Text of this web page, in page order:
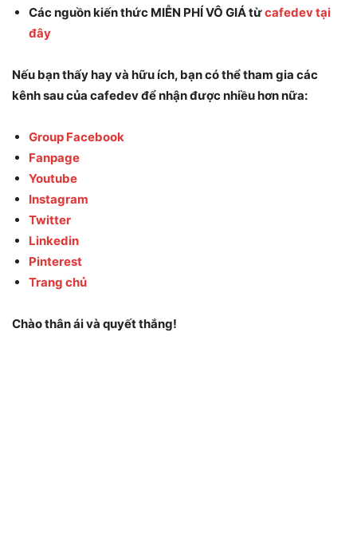
Các nguồn kiến thức MIỄN PHÍ VÔ GIÁ từcafedev tại
đây
Nếu bạn thấy hay và hữu ích, bạn có thể tham gia các
kênh sau của cafedev để nhận được nhiều hơn nữa:
Group Facebook
Fanpage
Youtube
Instagram
Twitter
Linkedin
Pinterest
Trang chủ
Chào thân ái và quyết thắng!